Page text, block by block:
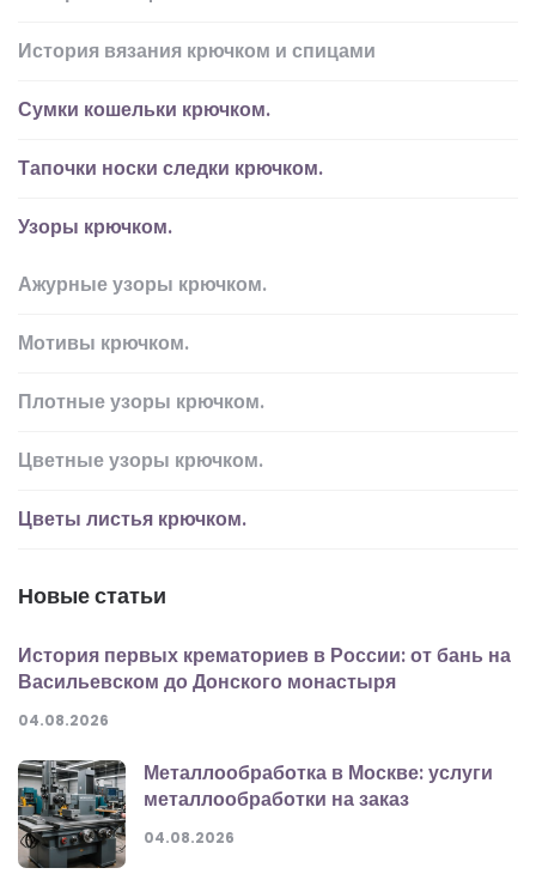
История вязания крючком и спицами
Сумки кошельки крючком.
Тапочки носки следки крючком.
Узоры крючком.
Ажурные узоры крючком.
Мотивы крючком.
Плотные узоры крючком.
Цветные узоры крючком.
Цветы листья крючком.
Новые статьи
История первых крематориев в России: от бань на
Васильевском до Донского монастыря
04.08.2026
Металлообработка в Москве: услуги
металлообработки на заказ
04.08.2026